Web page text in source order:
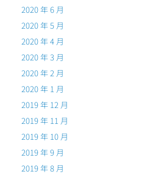
2020 年 6 月
2020 年 5 月
2020 年 4 月
2020 年 3 月
2020 年 2 月
2020 年 1 月
2019 年 12 月
2019 年 11 月
2019 年 10 月
2019 年 9 月
2019 年 8 月